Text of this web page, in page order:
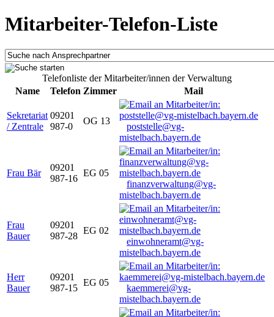
Mitarbeiter-Telefon-Liste
Telefonliste der Mitarbeiter/innen der Verwaltung
Name
Telefon Zimmer Mail
Sekretariat
/ Zentrale
09201
987-0
OG 13
poststelle@vg-
mistelbach.bayern.de
Frau Bär
09201
987-16
EG 05
finanzverwaltung@vg-
mistelbach.bayern.de
Frau
Bauer
09201
987-28
EG 02
einwohneramt@vg-
mistelbach.bayern.de
Herr
Bauer
09201
987-15
EG 05
kaemmerei@vg-
mistelbach.bayern.de